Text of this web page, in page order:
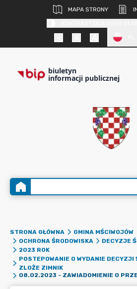
MAPA STRONY
biuletyn
informacji publicznej
STRONA GŁÓWNA
GMINA MŚCIWOJÓW
OCHRONA ŚRODOWISKA
DECYZJE
2023 ROK
POSTEPOWANIE O WYDANIE DECYZJI
ZLOŻE ZIMNIK